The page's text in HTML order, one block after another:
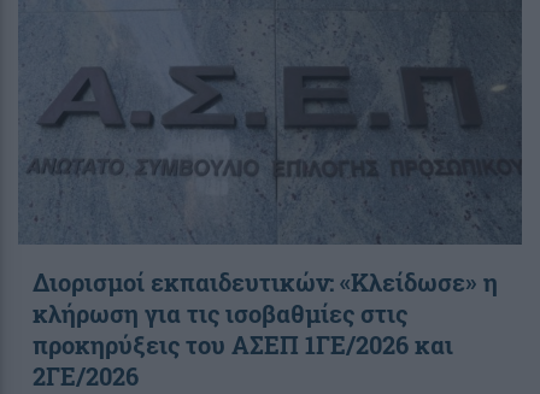
Διορισμοί εκπαιδευτικών: «Κλείδωσε» η
κλήρωση για τις ισοβαθμίες στις
προκηρύξεις του ΑΣΕΠ 1ΓΕ/2026 και
2ΓΕ/2026